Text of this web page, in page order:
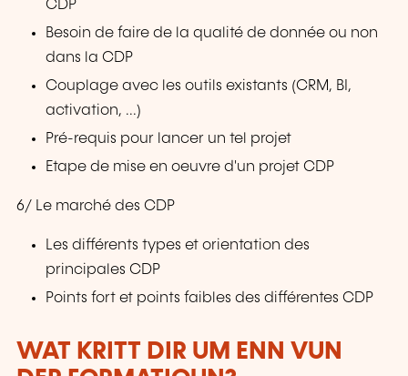
CDP
Besoin de faire de la qualité de donnée ou non
dans la CDP
Couplage avec les outils existants (CRM, BI,
activation, ...)
Pré-requis pour lancer un tel projet
Etape de mise en oeuvre d'un projet CDP
6/ Le marché des CDP
Les différents types et orientation des
principales CDP
Points fort et points faibles des différentes CDP
WAT KRITT DIR UM ENN VUN